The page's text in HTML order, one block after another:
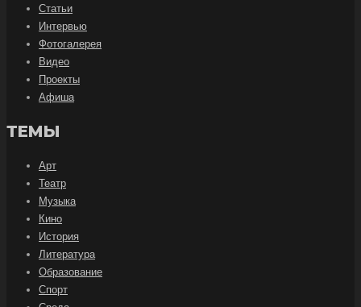
Статьи
Интервью
Фотогалерея
Видео
Проекты
Афиша
ТЕМЫ
Арт
Театр
Музыка
Кино
История
Литература
Образование
Спорт